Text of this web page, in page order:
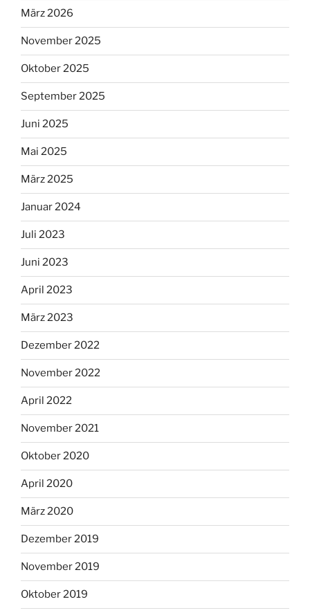
März 2026
November 2025
Oktober 2025
September 2025
Juni 2025
Mai 2025
März 2025
Januar 2024
Juli 2023
Juni 2023
April 2023
März 2023
Dezember 2022
November 2022
April 2022
November 2021
Oktober 2020
April 2020
März 2020
Dezember 2019
November 2019
Oktober 2019